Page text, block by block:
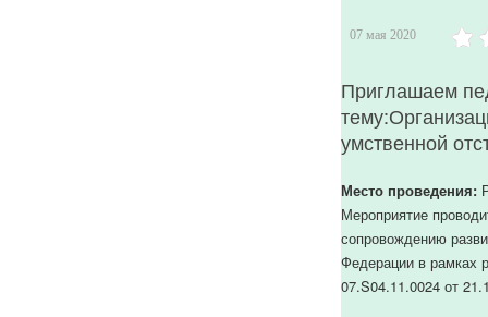
с
482.
JUser:
:_load:
загрузить
пользователя
с
ID
07 мая 2020
Приглашаем
умственной
Место проведения:
Мероприятие
сопровождению
Федерации в рамках
07.S04.11.0024 от